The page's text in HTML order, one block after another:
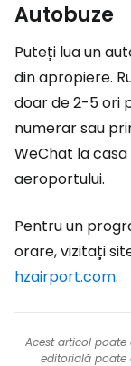
Autobuze
Puteți lua un
din apropiere.
doar de 2-5 ori
numerar sau
WeChat la
aeroportului.
Pentru un
orare, vizitați
hzairport.com.
Acest articol
editorială poate